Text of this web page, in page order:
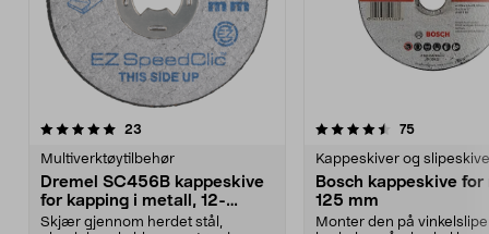
23
Multiverktøytilbehør
Dremel SC456B kappeskive
for kapping i metall, 12-
pakning
Skjær gjennom herdet stål,
4.5 av 5 stjerner 75
Kappeskiver og
Bosch kappeskive
125 mm
Monter den på
4.5 av 5 stjerner